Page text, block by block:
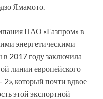
Ямамото.
ПАО «Газпром» в
энергетическими
2017 году заключила
линии европейского
который почти вдвое
этой экспортной